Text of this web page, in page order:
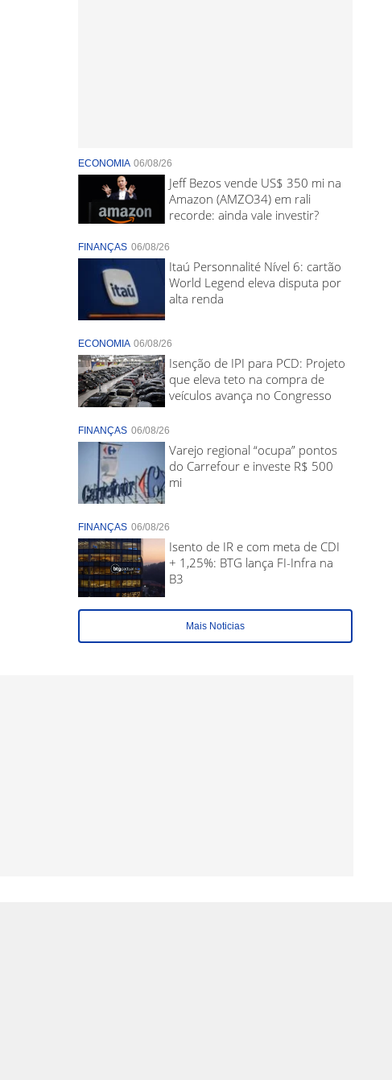
ECONOMIA 06/08/26
Jeff Bezos vende US$ 350 mi na
Amazon (AMZO34) em rali
recorde: ainda vale investir?
FINANÇAS 06/08/26
Itaú Personnalité Nível 6: cartão
World Legend eleva disputa por
alta renda
ECONOMIA 06/08/26
Isenção de IPI para PCD: Projeto
que eleva teto na compra de
veículos avança no Congresso
FINANÇAS 06/08/26
Varejo regional “ocupa” pontos
do Carrefour e investe R$ 500
mi
FINANÇAS 06/08/26
Isento de IR e com meta de CDI
+ 1,25%: BTG lança FI-Infra na
B3
Mais Noticias